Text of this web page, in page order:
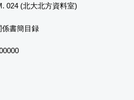
024 (北大北方資料室)
係書簡目録